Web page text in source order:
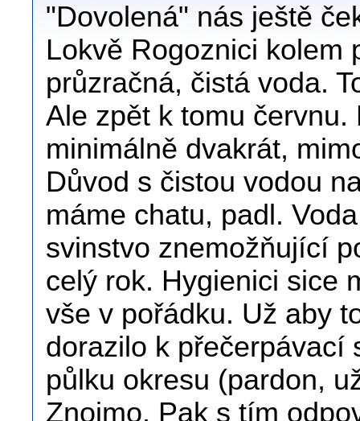
"Dovolená" nás ještě
Lokvě Rogoznici kolem
průzračná, čistá voda.
Ale zpět k tomu
minimálně dvakrát,
Důvod s čistou vodou
máme chatu, padl.
svinstvo znemožňující
celý rok. Hygienici sice
vše v pořádku. Už aby
dorazilo k přečerpávací
půlku okresu (pardon,
Znojmo. Pak s tím